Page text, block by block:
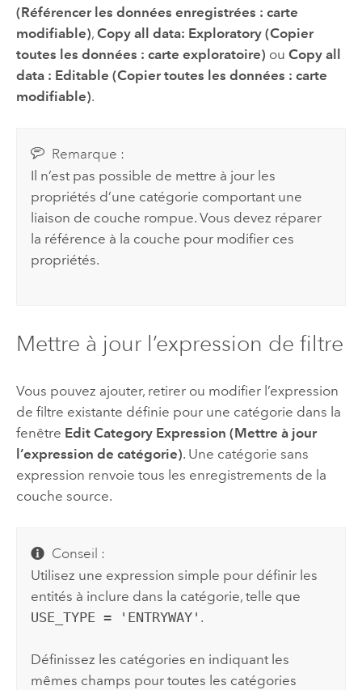
(Référencer les données enregistrées : carte
modifiable), Copy all data: Exploratory (Copier
toutes les données : carte exploratoire) ou Copy all
data : Editable (Copier toutes les données : carte
modifiable).
Remarque :
Il n’est pas possible de mettre à jour les
propriétés d’une catégorie comportant une
liaison de couche rompue. Vous devez réparer
la référence à la couche pour modifier ces
propriétés.
Mettre à jour l’expression de filtre
Vous pouvez ajouter, retirer ou modifier l’expression
de filtre existante définie pour une catégorie dans la
fenêtre Edit Category Expression (Mettre à jour
l’expression de catégorie). Une catégorie sans
expression renvoie tous les enregistrements de la
couche source.
Conseil :
Utilisez une expression simple pour définir les
entités à inclure dans la catégorie, telle que
USE_TYPE = 'ENTRYWAY' .
Définissez les catégories en indiquant les
mêmes champs pour toutes les catégories